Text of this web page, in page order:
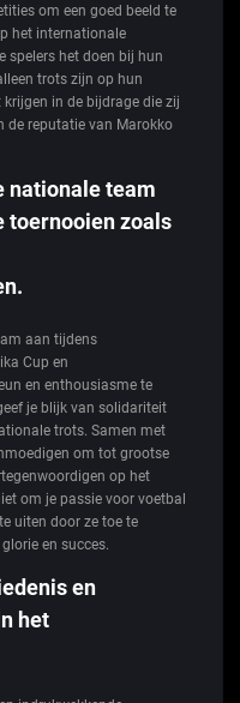
om een goed beeld te
het internationale
spelers het doen bij hun
trots zijn op hun
in de bijdrage die zij
de reputatie van Marokko
nationale team
toernooien zoals
aan tijdens
Cup en
en enthousiasme te
je blijk van solidariteit
trots. Samen met
om tot grootse
op het
om je passie voor voetbal
uiten door ze toe te
en succes.
en
het